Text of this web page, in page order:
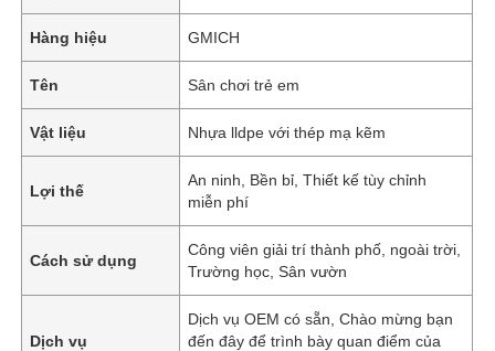
Hàng hiệu GMICH
Tên Sân chơi trẻ em
Vật liệu Nhựa lldpe với thép mạ kẽm
Lợi thế
An ninh, Bền bỉ, Thiết kế tùy chỉnh
miễn phí
Cách sử dụng
Công viên giải trí thành phố, ngoài trời,
Trường học, Sân vườn
Dịch vụ
Dịch vụ OEM có sẵn, Chào mừng bạn
đến đây để trình bày quan điểm của